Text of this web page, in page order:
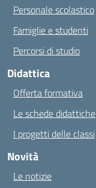
Personale scolastico
Famiglie e studenti
Percorsi di studio
Didattica
Offerta formativa
Le schede didattiche
I progetti delle classi
Novità
Le notizie